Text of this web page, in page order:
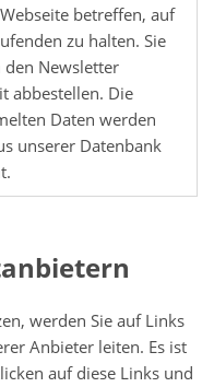
betreffen, auf
zu halten. Sie
den Newsletter
abbestellen. Die
Daten werden
unserer Datenbank
werden Sie auf Links
Anbieter leiten. Es ist
auf diese Links und